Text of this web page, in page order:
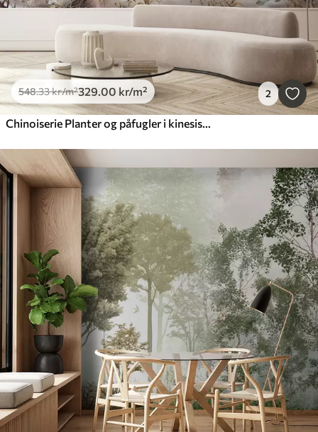
548.33kr/m²329.00 kr/m² 2
Chinoiserie Planter og påfugler i kinesisk stil